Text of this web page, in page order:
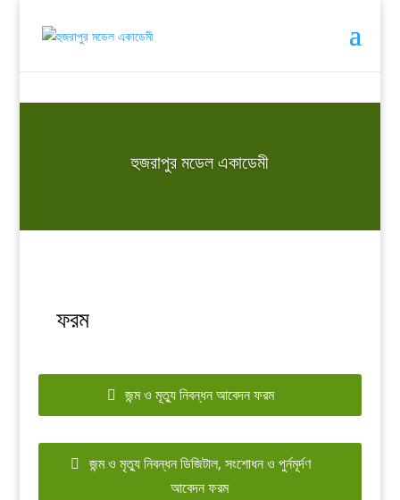
হুজরাপুর মডেল একাডেমী
ফরম
জন্ম ও মূত্যু নিবন্ধন আবেদন ফরম
জন্ম ও মৃত্যু নিবন্ধন ডিজিটাল, সংশোধন ও পুর্নমূর্দণ
আবেদন ফরম